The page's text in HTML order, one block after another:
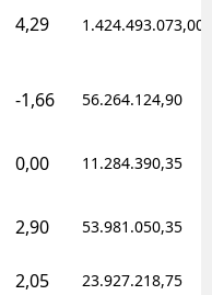
4,29 1.424.493.073,00
-1,66 56.264.124,90
0,00 11.284.390,35
2,90 53.981.050,35
2,05 23.927.218,75